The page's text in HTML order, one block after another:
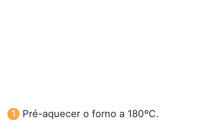
Pré-aquecer o forno a 180ºC.